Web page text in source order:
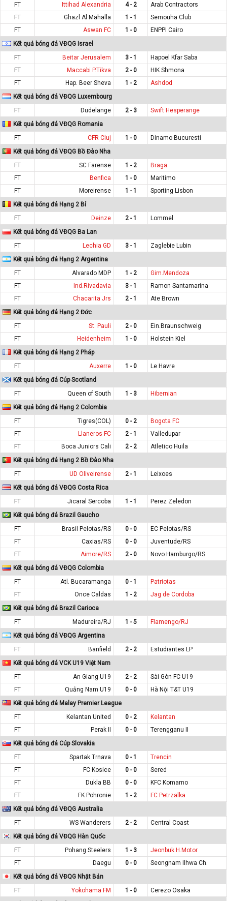
FT
Ittihad Alexandria 4 - 2
Arab Contractors
FT
Ghazl Al Mahalla 1 - 1
Semouha Club
FT
Aswan FC 1 - 0
ENPPI Cairo
Kết quả bóng đá VĐQG Israel
FT
Beitar Jerusalem 3 - 1
Hapoel Kfar Saba
FT
Maccabi P.Tikva 2 - 0
HIK Shmona
FT
Hap. Beer Sheva 1 - 2
Ashdod
Kết quả bóng đá VĐQG Luxembourg
FT
Dudelange 2 - 3
Swift Hesperange
Kết quả bóng đá VĐQG Romania
FT
CFR Cluj 1 - 0
Dinamo Bucuresti
Kết quả bóng đá VĐQG Bồ Đào Nha
FT
SC Farense 1 - 2
Braga
FT
Benfica 1 - 0
Maritimo
FT
Moreirense 1 - 1
Sporting Lisbon
Kết quả bóng đá Hạng 2 Bỉ
FT
Deinze 2 - 1
Lommel
Kết quả bóng đá VĐQG Ba Lan
FT
Lechia GD 3 - 1
Zaglebie Lubin
Kết quả bóng đá Hạng 2 Argentina
FT
Alvarado MDP 1 - 2
Gim.Mendoza
FT
Ind.Rivadavia 3 - 1
Ramon Santamarina
FT
Chacarita Jrs 2 - 1
Ate Brown
Kết quả bóng đá Hạng 2 Đức
FT
St. Pauli 2 - 0
Ein.Braunschweig
FT
Heidenheim 1 - 0
Holstein Kiel
Kết quả bóng đá Hạng 2 Pháp
FT
Auxerre 1 - 0
Le Havre
Kết quả bóng đá Cúp Scotland
FT
Queen of South 1 - 3
Hibernian
Kết quả bóng đá Hạng 2 Colombia
FT
Tigres(COL) 0 - 2
Bogota FC
FT
Llaneros FC 2 - 1
Valledupar
FT
Boca Juniors Cali 2 - 2
Atletico Huila
Kết quả bóng đá Hạng 2 Bồ Đào Nha
FT
UD Oliveirense 2 - 1
Leixoes
Kết quả bóng đá VĐQG Costa Rica
FT
Jicaral Sercoba 1 - 1
Perez Zeledon
Kết quả bóng đá Brazil Gaucho
FT
Brasil Pelotas/RS 0 - 0
EC Pelotas/RS
FT
Caxias/RS 0 - 0
Juventude/RS
FT
Aimore/RS 2 - 0
Novo Hamburgo/RS
Kết quả bóng đá VĐQG Colombia
FT
Atl. Bucaramanga 0 - 1
Patriotas
FT
Once Caldas 1 - 2
Jag de Cordoba
Kết quả bóng đá Brazil Carioca
FT
Madureira/RJ 1 - 5
Flamengo/RJ
Kết quả bóng đá VĐQG Argentina
FT
Banfield 2 - 2
Estudiantes LP
Kết quả bóng đá VCK U19 Việt Nam
FT
An Giang U19 2 - 2
Sài Gòn FC U19
FT
Quảng Nam U19 0 - 0
Hà Nội T&T U19
Kết quả bóng đá Malay Premier League
FT
Kelantan United 0 - 2
Kelantan
FT
Perak II 0 - 0
Terengganu II
Kết quả bóng đá Cúp Slovakia
FT
Spartak Trnava 0 - 1
Trencin
FT
FC Kosice 0 - 0
Sered
FT
Dukla BB 0 - 0
KFC Komarno
FT
FK Pohronie 1 - 2
FC Petrzalka
Kết quả bóng đá VĐQG Australia
FT
WS Wanderers 2 - 2
Central Coast
Kết quả bóng đá VĐQG Hàn Quốc
FT
Pohang Steelers 1 - 3
Jeonbuk H.Motor
FT
Daegu 0 - 0
Seongnam Ilhwa Ch.
Kết quả bóng đá VĐQG Nhật Bản
FT
Yokohama FM 1 - 0
Cerezo Osaka